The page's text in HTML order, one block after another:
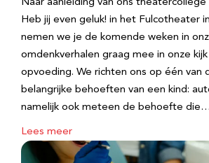
Naar aanleiding van ons
Heb jij even geluk! in het Fulcotheater
nemen we je de komende weken in
omdenkverhalen graag mee in onze
opvoeding. We richten ons op één van
belangrijke behoeften van een kind:
namelijk ook meteen de behoefte die…
Lees meer